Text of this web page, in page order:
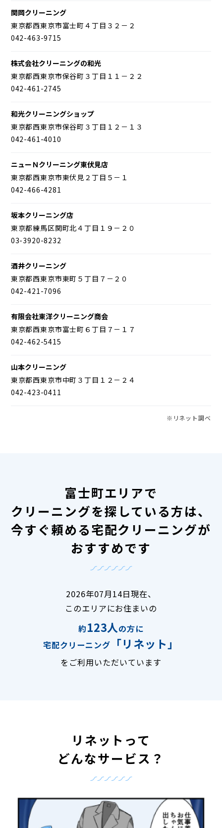
関岡クリーニング
東京都西東京市富士町４丁目３２－２
042-463-9715
株式会社クリーニングの和光
東京都西東京市保谷町３丁目１１－２２
042-461-2745
和光クリーニングショップ
東京都西東京市保谷町３丁目１２－１３
042-461-4010
ニューＮクリーニング東伏見店
東京都西東京市東伏見２丁目５－１
042-466-4281
坂本クリーニング店
東京都練馬区関町北４丁目１９－２０
03-3920-8232
酒井クリーニング
東京都西東京市東町５丁目７－２０
042-421-7096
有限会社東洋クリーニング商会
東京都西東京市富士町６丁目７－１７
042-462-5415
山本クリーニング
東京都西東京市中町３丁目１２－２４
042-423-0411
※リネット調べ
富士町エリアで
クリーニングを探している方は、
今すぐ頼める宅配クリーニングが
おすすめです
2026年07月14日現在、
このエリアにお住まいの
約123人の方に
宅配クリーニング
「リネット」
をご利用いただいています
リネットって
どんなサービス？